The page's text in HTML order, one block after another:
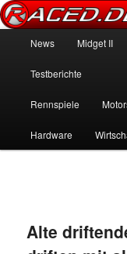
Raced.de
News über Rennspiele
Zum Inhalt wechseln
Zum sekundären
News Midget II
Testberichte
Rennspiele
Hardware
Alte